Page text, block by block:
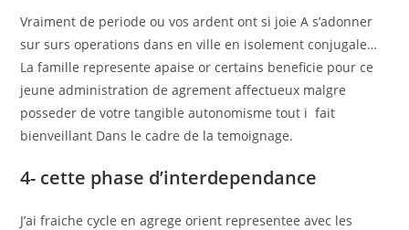
Vraiment de periode ou vos ardent ont si joie A s’adonner
sur surs operations dans en ville en isolement conjugale…
La famille represente apaise or certains beneficie pour ce
jeune administration de agrement affectueux malgre
posseder de votre tangible autonomisme tout i fait
bienveillant Dans le cadre de la temoignage.
4- cette phase d’interdependance
J’ai fraiche cycle en agrege orient representee avec les